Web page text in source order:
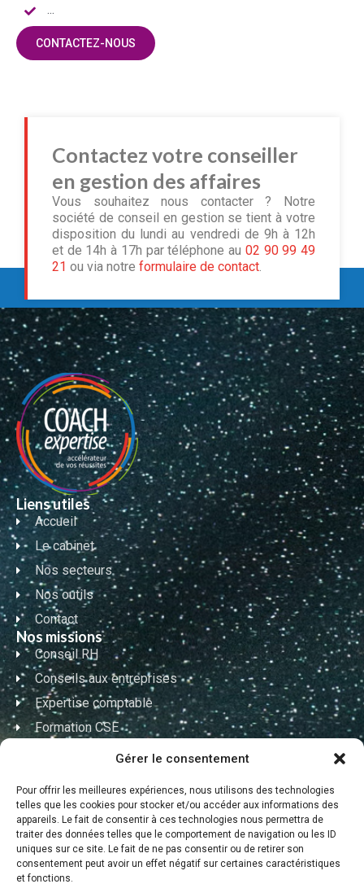
Gérer le consentement
Pour offrir les meilleures expériences, nous utilisons des technologies
telles que les cookies pour stocker et/ou accéder aux informations des
appareils. Le fait de consentir à ces technologies nous permettra de
traiter des données telles que le comportement de navigation ou les ID
uniques sur ce site. Le fait de ne pas consentir ou de retirer son
consentement peut avoir un effet négatif sur certaines caractéristiques
et fonctions.
...
CONTACTEZ-NOUS
Contactez votre conseiller
en gestion des affaires
Vous souhaitez nous contacter ? Notre
société de conseil en gestion se tient à votre
disposition du lundi au vendredi de 9h à 12h
et de 14h à 17h par téléphone au 02 90 99 49
21 ou via notre formulaire de contact.
Liens utiles
Accueil
Le cabinet
Nos secteurs
Nos outils
Contact
Nos missions
Conseil RH
Conseils aux entreprises
Expertise comptable
Formation CSE
02 90 99 49 21
contact@coach-expertise.fr